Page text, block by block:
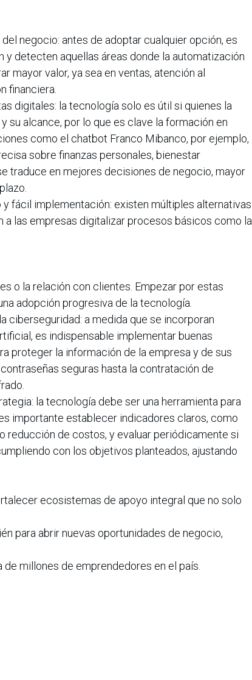
negocio: antes de adoptar cualquier opción, es
y detecten aquellas áreas donde la automatización
mayor valor, ya sea en ventas, atención al
financiera.
digitales: la tecnología solo es útil si quienes la
su alcance, por lo que es clave la formación en
como el chatbot Franco Mibanco, por ejemplo,
sobre finanzas personales, bienestar
traduce en mejores decisiones de negocio, mayor
fácil implementación: existen múltiples alternativas
las empresas digitalizar procesos básicos como la
o la relación con clientes. Empezar por estas
adopción progresiva de la tecnología.
ciberseguridad: a medida que se incorporan
es indispensable implementar buenas
proteger la información de la empresa y de sus
seguras hasta la contratación de
la tecnología debe ser una herramienta para
importante establecer indicadores claros, como
reducción de costos, y evaluar periódicamente si
con los objetivos planteados, ajustando
ecosistemas de apoyo integral que no solo
para abrir nuevas oportunidades de negocio,
millones de emprendedores en el país.